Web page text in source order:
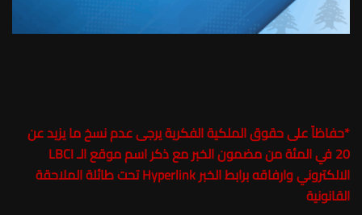
*حفاظاً على حقوق الملكية الفكرية يرجى عدم نسخ ما يزيد عن
20 في المئة من مضمون الخبر مع ذكر اسم موقع الـ LBCI
الالكتروني وارفاقه برابط الخبر Hyperlink تحت طائلة الملاحقة
القانونية